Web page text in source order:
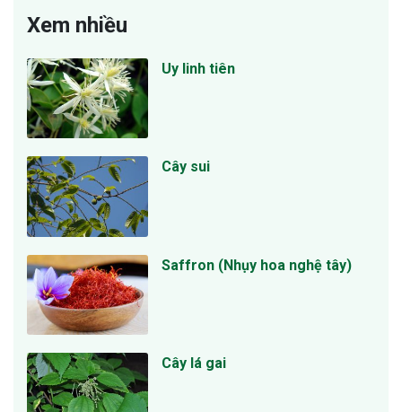
Xem nhiều
Uy linh tiên
Cây sui
Saffron (Nhụy hoa nghệ tây)
Cây lá gai